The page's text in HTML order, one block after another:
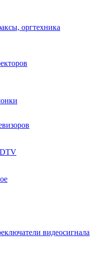
оргтехника
видеосигнала